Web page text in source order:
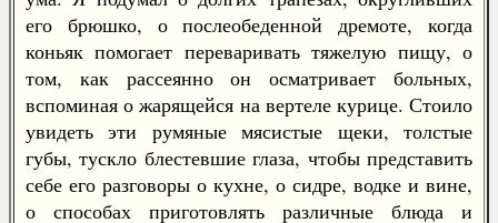
его брюшко, о послеобеденной дремоте, когда
коньяк помогает переваривать тяжелую пищу, о
том, как рассеянно он осматривает больных,
вспоминая о жарящейся на вертеле курице. Стоило
увидеть эти румяные мясистые щеки, толстые
губы, тускло блестевшие глаза, чтобы представить
себе его разговоры о кухне, о сидре, водке и вине,
о способах приготовлять различные блюда и